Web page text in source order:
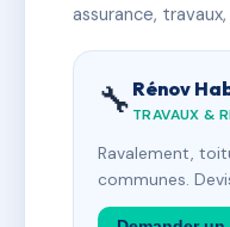
assurance,
🔧 Rénov
TRAVAUX &
Ravalement,
communes.